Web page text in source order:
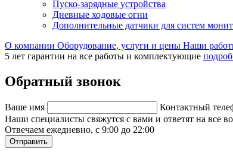
Пуско-зарядные устройства
Дневные ходовые огни
Дополнительные датчики для систем
О компании Оборудование, услуги и цены Наши
5 лет гарантии на все работы и комплектующие
Обратный звонок
Ваше имя
Контактный
Наши специалисты свяжутся с вами и ответят на все
Отвечаем ежедневно, с 9:00 до 22:00
Отправить